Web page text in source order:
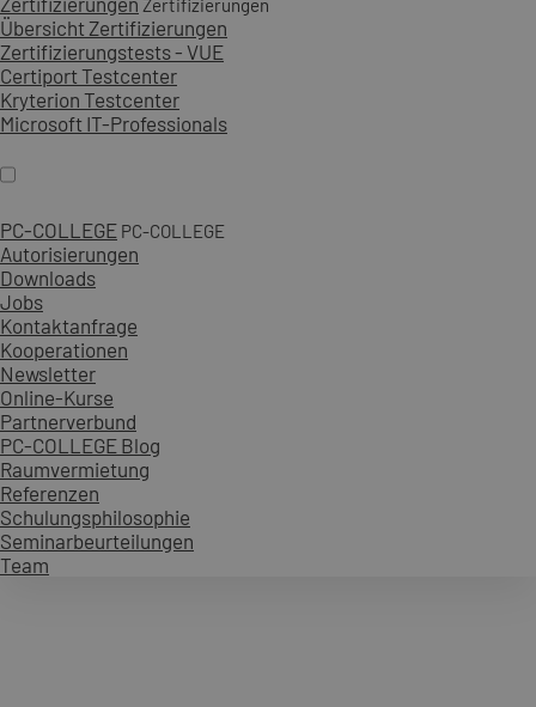
Zertifizierungen
Übersicht Zertifizierungen
Zertifizierungstests - VUE
Certiport Testcenter
Kryterion Testcenter
Microsoft IT-Professionals
PC-COLLEGE PC-COLLEGE
Autorisierungen
Downloads
Jobs
Kontaktanfrage
Kooperationen
Newsletter
Online-Kurse
Partnerverbund
PC-COLLEGE Blog
Raumvermietung
Referenzen
Schulungsphilosophie
Seminarbeurteilungen
Team